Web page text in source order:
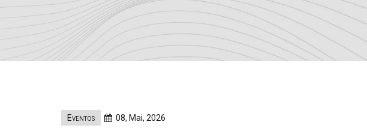
Eventos 08, Mai, 2026